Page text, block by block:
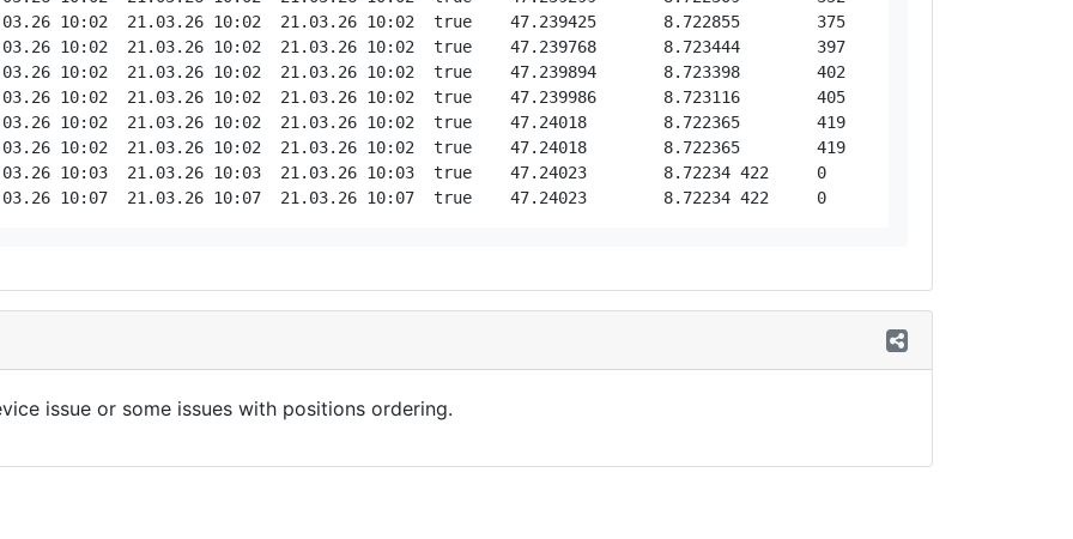
issue or some issues with positions ordering.